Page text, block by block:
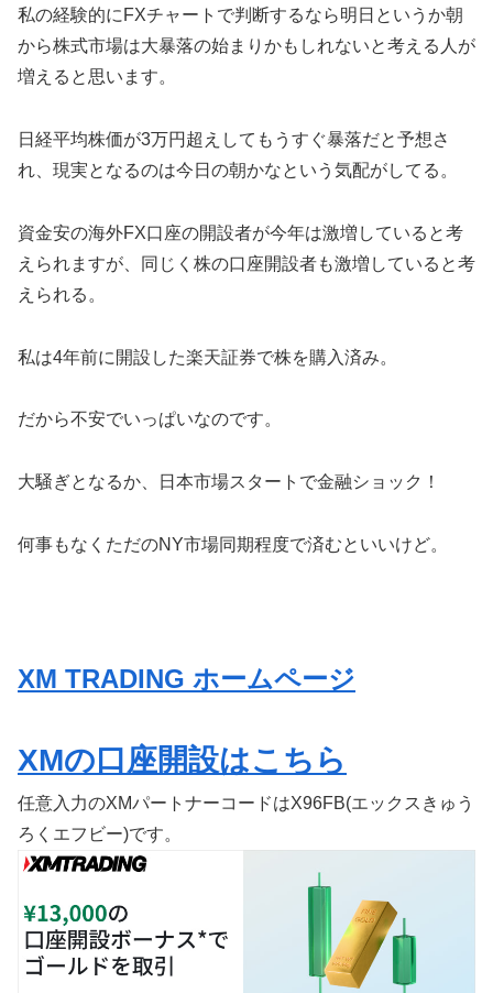
私の経験的にFXチャートで判断するなら明日というか朝
から株式市場は大暴落の始まりかもしれないと考える人が
増えると思います。
日経平均株価が3万円超えしてもうすぐ暴落だと予想さ
れ、現実となるのは今日の朝かなという気配がしてる。
資金安の海外FX口座の開設者が今年は激増していると考
えられますが、同じく株の口座開設者も激増していると考
えられる。
私は4年前に開設した楽天証券で株を購入済み。
だから不安でいっぱいなのです。
大騒ぎとなるか、日本市場スタートで金融ショック！
何事もなくただのNY市場同期程度で済むといいけど。
XM TRADING ホームページ
XMの口座開設はこちら
任意入力のXMパートナーコードはX96FB(エックスきゅう
ろくエフビー)です。